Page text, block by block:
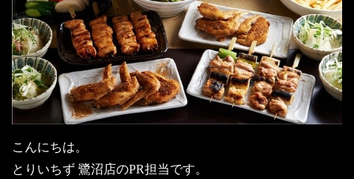
こんにちは。
とりいちず 鷺沼店のPR担当です。